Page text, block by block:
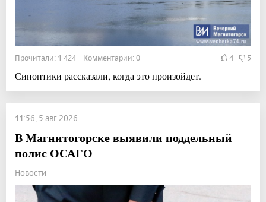
Прочитали: 1 424 Комментарии: 0 4 5
Синоптики рассказали, когда это произойдет.
11:56, 5 авг 2026
В Магнитогорске выявили поддельный
полис ОСАГО
Новости